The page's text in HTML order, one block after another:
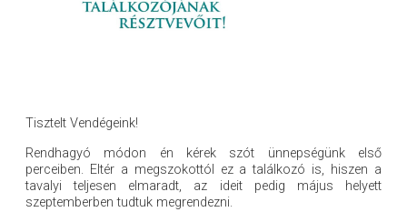
Tisztelt Vendégeink!
Rendhagyó módon én kérek szót ünnepségünk első
perceiben. Eltér a megszokottól ez a találkozó is, hiszen a
tavalyi teljesen elmaradt, az ideit pedig május helyett
szeptemberben tudtuk megrendezni.